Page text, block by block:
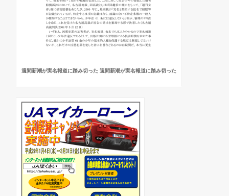
週間新潮が実名報道に踏み切った 週間新潮が実名報道に踏み切った